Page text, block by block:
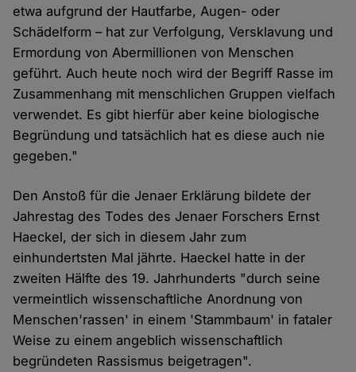
etwa aufgrund der Hautfarbe, Augen- oder
Schädelform – hat zur Verfolgung, Versklavung und
Ermordung von Abermillionen von Menschen
geführt. Auch heute noch wird der Begriff Rasse im
Zusammenhang mit menschlichen Gruppen vielfach
verwendet. Es gibt hierfür aber keine biologische
Begründung und tatsächlich hat es diese auch nie
gegeben."
Den Anstoß für die Jenaer Erklärung bildete der
Jahrestag des Todes des Jenaer Forschers Ernst
Haeckel, der sich in diesem Jahr zum
einhundertsten Mal jährte. Haeckel hatte in der
zweiten Hälfte des 19. Jahrhunderts "durch seine
vermeintlich wissenschaftliche Anordnung von
Menschen'rassen' in einem 'Stammbaum' in fataler
Weise zu einem angeblich wissenschaftlich
begründeten Rassismus beigetragen".